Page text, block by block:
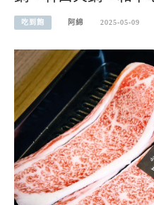
吃到飽 阿綿 2025-05-09